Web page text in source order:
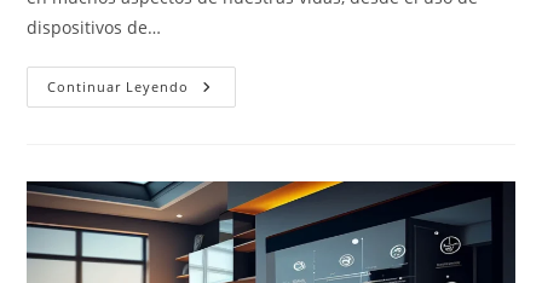
dispositivos de…
Continuar Leyendo IA
En